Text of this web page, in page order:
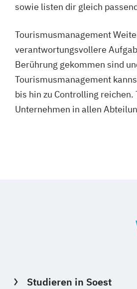
sowie listen dir gleich
Tourismusmanagement
verantwortungsvollere
Berührung gekommen sind
Tourismusmanagement
bis hin zu Controlling
Unternehmen in allen
Studieren in Soest